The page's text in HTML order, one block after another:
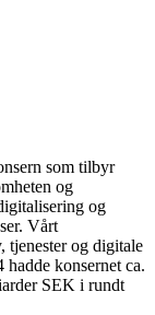
som tilbyr
og
og
Vårt
tjenester og digitale
konsernet ca.
SEK i rundt